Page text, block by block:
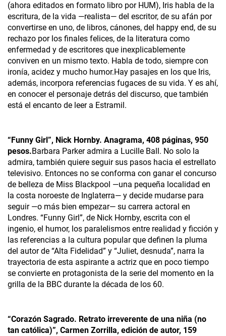
(ahora editados en formato libro por HUM), Iris habla de la
escritura, de la vida —realista— del escritor, de su afán por
convertirse en uno, de libros, cánones, del happy end, de su
rechazo por los finales felices, de la literatura como
enfermedad y de escritores que inexplicablemente
conviven en un mismo texto. Habla de todo, siempre con
ironía, acidez y mucho humor.Hay pasajes en los que Iris,
además, incorpora referencias fugaces de su vida. Y es ahí,
en conocer el personaje detrás del discurso, que también
está el encanto de leer a Estramil.
“Funny Girl”, Nick Hornby. Anagrama, 408 páginas, 950
pesos.Barbara Parker admira a Lucille Ball. No solo la
admira, también quiere seguir sus pasos hacia el estrellato
televisivo. Entonces no se conforma con ganar el concurso
de belleza de Miss Blackpool —una pequeña localidad en
la costa noroeste de Inglaterra— y decide mudarse para
seguir —o más bien empezar— su carrera actoral en
Londres. “Funny Girl”, de Nick Hornby, escrita con el
ingenio, el humor, los paralelismos entre realidad y ficción y
las referencias a la cultura popular que definen la pluma
del autor de “Alta Fidelidad” y “Juliet, desnuda”, narra la
trayectoria de esta aspirante a actriz que en poco tiempo
se convierte en protagonista de la serie del momento en la
grilla de la BBC durante la década de los 60.
“Corazón Sagrado. Retrato irreverente de una niña (no
tan católica)”, Carmen Zorrilla, edición de autor, 159